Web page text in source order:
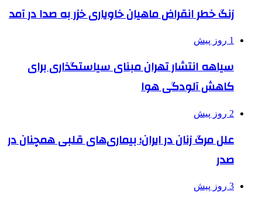
زنگ خطر انقراض ماهیان خاویاری خزر به صدا در آمد
1 روز پیش
سیاهه انتشار تهران مبنای سیاستگذاری برای
کاهش آلودگی هوا
2 روز پیش
علل مرگ زنان در ایران؛ بیماری‌های قلبی همچنان در
صدر
3 روز پیش